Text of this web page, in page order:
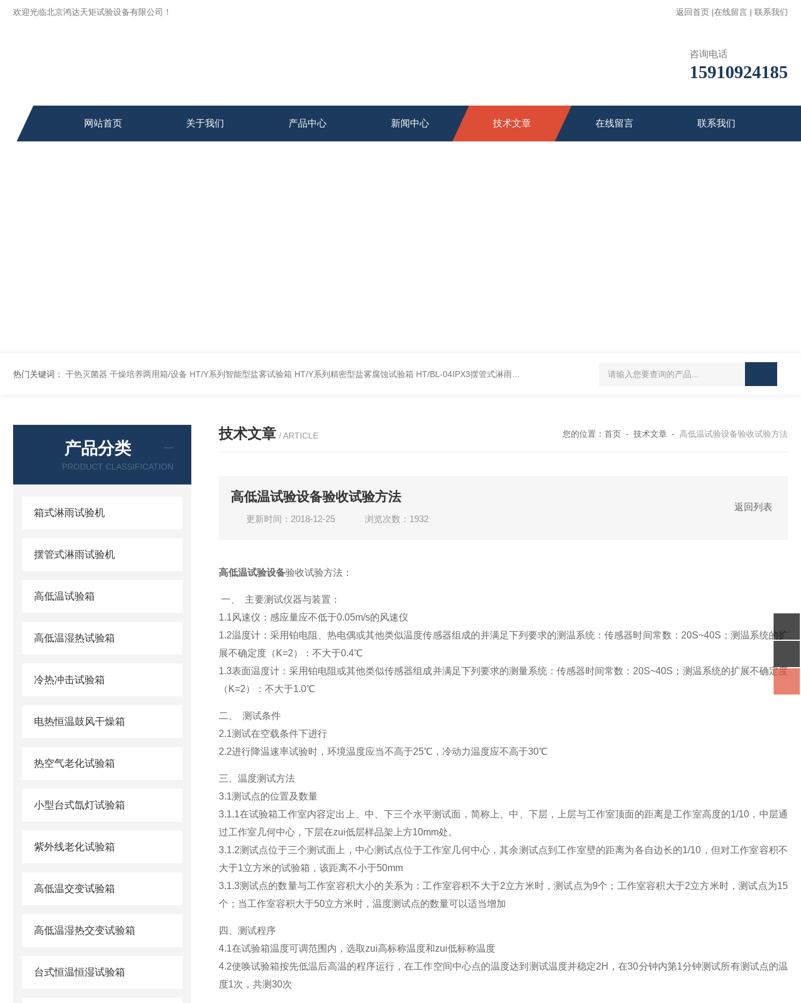
欢迎光临北京鸿达天矩试验设备有限公司！ 返回首页 |在线留言 | 联系我们
咨询电话
15910924185
网站首页 关于我们 产品中心 新闻中心 技术文章 在线留言 联系我们
热门关键词： 干热灭菌器 干燥培养两用箱/设备 HT/Y系列智能型盐雾试验箱 HT/Y系列精密型盐雾腐蚀试验箱 HT/BL-04IPX3摆管式淋雨试验机 HT/SC-800砂尘试验机厂家 HT/GDSJ-80天津小型高低温交变湿热试验
产品分类
PRODUCT CLASSIFICATION
箱式淋雨试验机
摆管式淋雨试验机
高低温试验箱
高低温湿热试验箱
冷热冲击试验箱
电热恒温鼓风干燥箱
热空气老化试验箱
小型台式氙灯试验箱
紫外线老化试验箱
高低温交变试验箱
高低温湿热交变试验箱
台式恒温恒湿试验箱
技术文章 / ARTICLE 您的位置： 首页 - 技术文章 - 高低温试验设备验收试验方法
高低温试验设备验收试验方法
更新时间：2018-12-25 浏览次数：1932
返回列表
高低温试验设备验收试验方法：
一、 主要测试仪器与装置：
1.1风速仪：感应量应不低于0.05m/s的风速仪
1.2温度计：采用铂电阻、热电偶或其他类似温度传感器组成的并满足下列要求的测温系统：传感器时间常数：20S~40S；测温系统的扩
展不确定度（K=2）：不大于0.4℃
1.3表面温度计：采用铂电阻或其他类似传感器组成并满足下列要求的测量系统：传感器时间常数：20S~40S；测温系统的扩展不确定度
（K=2）：不大于1.0℃
二、 测试条件
2.1测试在空载条件下进行
2.2进行降温速率试验时，环境温度应当不高于25℃，冷动力温度应不高于30℃
三、温度测试方法
3.1测试点的位置及数量
3.1.1在试验箱工作室内容定出上、中、下三个水平测试面，简称上、中、下层，上层与工作室顶面的距离是工作室高度的1/10，中层通
过工作室几何中心，下层在zui低层样品架上方10mm处。
3.1.2测试点位于三个测试面上，中心测试点位于工作室几何中心，其余测试点到工作室壁的距离为各自边长的1/10，但对工作室容积不
大于1立方米的试验箱，该距离不小于50mm
3.1.3测试点的数量与工作室容积大小的关系为：工作室容积不大于2立方米时，测试点为9个；工作室容积大于2立方米时，测试点为15
个；当工作室容积大于50立方米时，温度测试点的数量可以适当增加
四、测试程序
4.1在试验箱温度可调范围内，选取zui高标称温度和zui低标称温度
4.2使唤试验箱按先低温后高温的程序运行，在工作空间中心点的温度达到测试温度并稳定2H，在30分钟内第1分钟测试所有测试点的温
度1次，共测30次